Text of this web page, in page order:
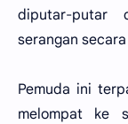
diputar-putar
serangan
Pemuda ini
melompat ke